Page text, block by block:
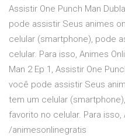
Assistir One Punch Man
pode assistir Seus animes
celular (smartphone), pode
celular. Para isso, Animes
Man 2 Ep 1, Assistir One
você pode assistir Seus
tem um celular
favorito no celular. Para isso,
/animesonlinegratis